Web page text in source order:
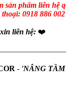
sản phẩm liên hệ
0918 886
liên hệ: ❤️
- 'NÂNG